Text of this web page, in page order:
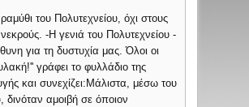
του Πολυτεχνείου, όχι στους
-Η γενιά του Πολυτεχνείου -
για τη δυστυχία μας. Όλοι οι
γράφει το φυλλάδιο της
και συνεχίζει:Μάλιστα, μέσω του
δινόταν αμοιβή σε όποιον